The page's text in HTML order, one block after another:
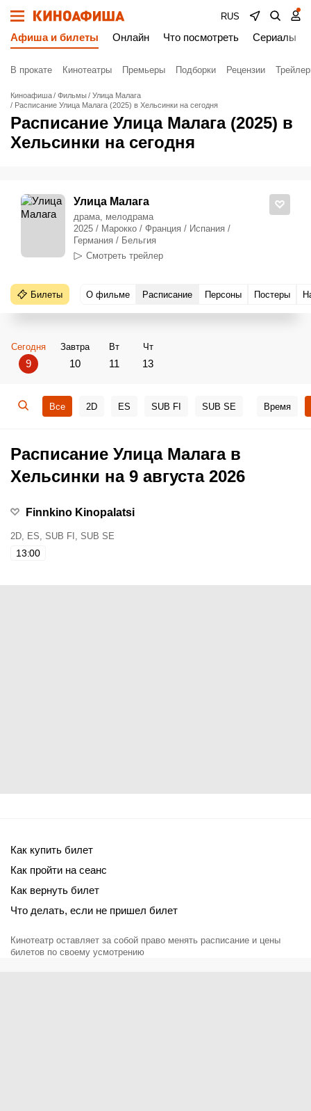
RUS
Афиша и билеты Онлайн Что посмотреть Сериалы
В прокате Кинотеатры Премьеры Подборки Рецензии
Киноафиша Фильмы
Улица Малага
Расписание Улица Малага (2025) в Хельсинки на сегодня
Расписание Улица Малага (2025) в
Хельсинки на сегодня
Улица Малага
драма, мелодрама
2025 / Марокко / Франция / Испания /
Германия / Бельгия
Смотреть трейлер
Билеты О фильме Расписание Персоны Постеры
Сегодня
9
Завтра
10
Вт
11
Чт
13
Все 2D ES SUB FI SUB SE Время
Расписание Улица Малага в
Хельсинки на 9 августа 2026
Finnkino Kinopalatsi
2D, ES, SUB FI, SUB SE
13:00
Как купить билет
Как пройти на сеанс
Как вернуть билет
Что делать, если не пришел билет
Кинотеатр оставляет за собой право менять расписание и цены
билетов по своему усмотрению